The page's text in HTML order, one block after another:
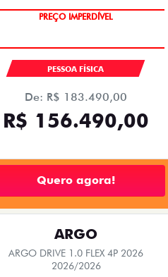
PREÇO IMPERDÍVEL
PESSOA FÍSICA
De: R$ 183.490,00
R$ 156.490,00
Quero agora!
ARGO
ARGO DRIVE 1.0 FLEX 4P 2026
2026/2026